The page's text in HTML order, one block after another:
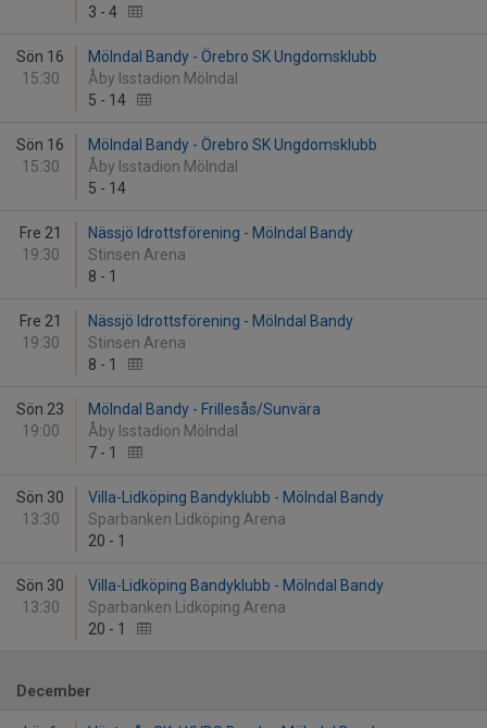
3 - 4
Sön 16
15:30
Mölndal Bandy - Örebro SK Ungdomsklubb
Åby Isstadion Mölndal
5 - 14
Sön 16
15:30
Mölndal Bandy - Örebro SK Ungdomsklubb
Åby Isstadion Mölndal
5 - 14
Fre 21
19:30
Nässjö Idrottsförening - Mölndal Bandy
Stinsen Arena
8 - 1
Fre 21
19:30
Nässjö Idrottsförening - Mölndal Bandy
Stinsen Arena
8 - 1
Sön 23
19:00
Mölndal Bandy - Frillesås/Sunvära
Åby Isstadion Mölndal
7 - 1
Sön 30
13:30
Villa-Lidköping Bandyklubb - Mölndal Bandy
Sparbanken Lidköping Arena
20 - 1
Sön 30
13:30
Villa-Lidköping Bandyklubb - Mölndal Bandy
Sparbanken Lidköping Arena
20 - 1
December